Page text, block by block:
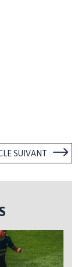
SUIVANT